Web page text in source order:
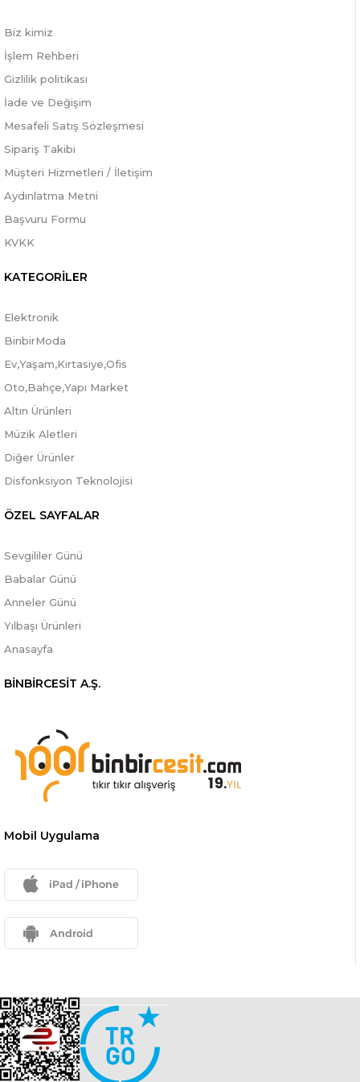
Biz kimiz
İşlem Rehberi
Gizlilik politikası
İade ve Değişim
Mesafeli Satış Sözleşmesi
Sipariş Takibi
Müşteri Hizmetleri / İletişim
Aydınlatma Metni
Başvuru Formu
KVKK
KATEGORİLER
Elektronik
BinbirModa
Ev,Yaşam,Kırtasiye,Ofis
Oto,Bahçe,Yapı Market
Altın Ürünleri
Müzik Aletleri
Diğer Ürünler
Disfonksiyon Teknolojisi
ÖZEL SAYFALAR
Sevgililer Günü
Babalar Günü
Anneler Günü
Yılbaşı Ürünleri
Anasayfa
BİNBİRCESİT A.Ş.
Mobil Uygulama